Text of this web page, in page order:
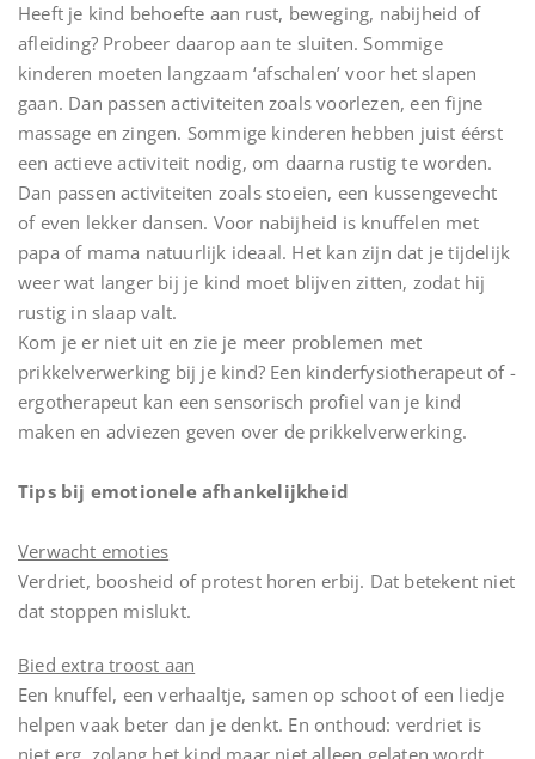
Heeft je kind behoefte aan rust, beweging, nabijheid of
afleiding? Probeer daarop aan te sluiten. Sommige
kinderen moeten langzaam ‘afschalen’ voor het slapen
gaan. Dan passen activiteiten zoals voorlezen, een fijne
massage en zingen. Sommige kinderen hebben juist éérst
een actieve activiteit nodig, om daarna rustig te worden.
Dan passen activiteiten zoals stoeien, een kussengevecht
of even lekker dansen. Voor nabijheid is knuffelen met
papa of mama natuurlijk ideaal. Het kan zijn dat je tijdelijk
weer wat langer bij je kind moet blijven zitten, zodat hij
rustig in slaap valt.
Kom je er niet uit en zie je meer problemen met
prikkelverwerking bij je kind? Een kinderfysiotherapeut of -
ergotherapeut kan een sensorisch profiel van je kind
maken en adviezen geven over de prikkelverwerking.
Tips bij emotionele afhankelijkheid
Verwacht emoties
Verdriet, boosheid of protest horen erbij. Dat betekent niet
dat stoppen mislukt.
Bied extra troost aan
Een knuffel, een verhaaltje, samen op schoot of een liedje
helpen vaak beter dan je denkt. En onthoud: verdriet is
niet erg, zolang het kind maar niet alleen gelaten wordt